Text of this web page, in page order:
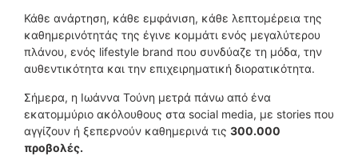
Κάθε ανάρτηση, κάθε εμφάνιση, κάθε λεπτομέρεια της
καθημερινότητάς της έγινε κομμάτι ενός μεγαλύτερου
πλάνου, ενός lifestyle brand που συνδύαζε τη μόδα, την
αυθεντικότητα και την επιχειρηματική διορατικότητα.
Σήμερα, η Ιωάννα Τούνη μετρά πάνω από ένα
εκατομμύριο ακόλουθους στα social media, με stories που
αγγίζουν ή ξεπερνούν καθημερινά τις 300.000
προβολές.